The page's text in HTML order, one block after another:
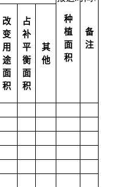
种
植
面
积
备
注
改
变
用
途
面
积
占
补
平
衡
面
积
其
他